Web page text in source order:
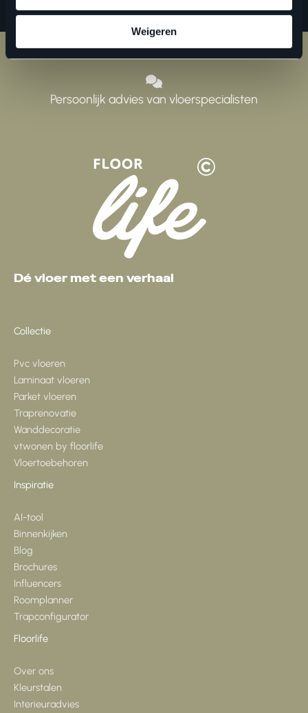
Weigeren
Persoonlijk advies van vloerspecialisten
Dé vloer met een verhaal
Collectie
Pvc vloeren
Laminaat vloeren
Parket vloeren
Traprenovatie
Wanddecoratie
vtwonen by floorlife
Vloertoebehoren
Inspiratie
AI-tool
Binnenkijken
Blog
Brochures
Influencers
Roomplanner
Trapconfigurator
Floorlife
Over ons
Kleurstalen
Interieuradvies